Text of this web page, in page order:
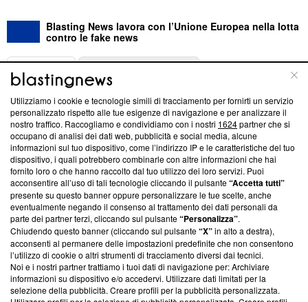
Blasting News lavora con l’Unione Europea nella lotta
contro le fake news
ABOUT
Questa sezione offre informazioni trasparenti su Blasting
News, sui nostri processi editoriali e su come ci impegniamo a
creare news di qualità. Inoltre, afferma la nostra aderenza a
‘Trust Project - News with Integrity’Blasting News non è
ancora membro del programma, ma ha richiesto di farne
parte; Trust Project non ha ancora effettuato una verifica di
conformità agli standard.
Su di noi
Team editoriale
Corporate
Redazione
Utilizziamo i cookie e tecnologie simili di tracciamento per fornirti un servizio
personalizzato rispetto alle tue esigenze di navigazione e per analizzare il
nostro traffico. Raccogliamo e condividiamo con i nostri 1624partner che si
occupano di analisi dei dati web, pubblicità e social media, alcune
informazioni sul tuo dispositivo, come l’indirizzo IP e le caratteristiche del tuo
dispositivo, i quali potrebbero combinarle con altre informazioni che hai
fornito loro o che hanno raccolto dal tuo utilizzo dei loro servizi. Puoi
acconsentire all’uso di tali tecnologie cliccando il pulsante“Accetta tutti”
presente su questo banner oppure personalizzare le tue scelte, anche
eventualmente negando il consenso al trattamento dei dati personali da
parte dei partner terzi, cliccando sul pulsante“Personalizza”.
Chiudendo questo banner (cliccando sul pulsante“X”in alto a destra),
acconsenti al permanere delle impostazioni predefinite che non consentono
l’utilizzo di cookie o altri strumenti di tracciamento diversi dai tecnici.
Noi e i nostri partner trattiamo i tuoi dati di navigazione per: Archiviare
informazioni su dispositivo e/o accedervi. Utilizzare dati limitati per la
selezione della pubblicità. Creare profili per la pubblicità personalizzata.